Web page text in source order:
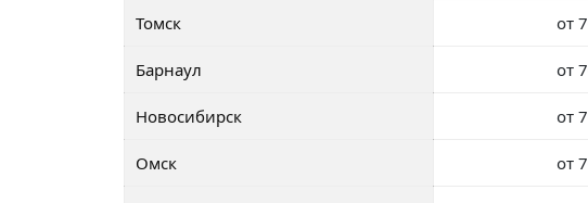
Томск от
Барнаул от
Новосибирск от
Омск от